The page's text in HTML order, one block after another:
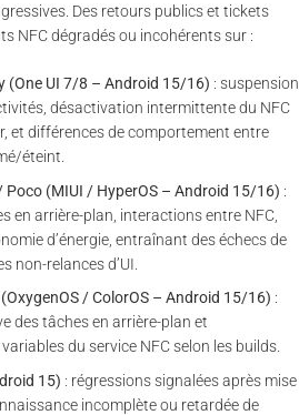
Des retours publics et tickets
NFC dégradés ou incohérents sur :
(One UI 7/8 – Android 15/16) : suspension
désactivation intermittente du NFC
et différences de comportement entre
éteint.
Poco (MIUI / HyperOS – Android 15/16) :
en arrière-plan, interactions entre NFC,
d’énergie, entraînant des échecs de
non-relances d’UI.
/ ColorOS – Android 15/16) :
des tâches en arrière-plan et
du service NFC selon les builds.
15) : régressions signalées après mise
incomplète ou retardée de